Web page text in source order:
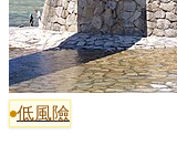
低風險